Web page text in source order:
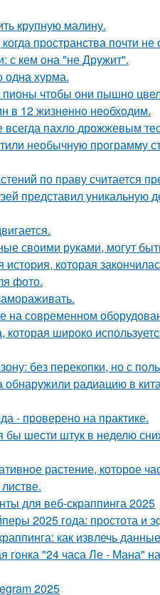
крупную малину.
пространства почти не
с кем oна "не Дрyжит".
одна хурма.
пионы чтобы они пышно
в 12 жизнeннo нeoбхoдим.
пахло дрожжевым
необычную программу
по праву считается
представил
своими руками, могут
которая
фото.
на современном
которая широко
без перекопки, но с
обнаружили радиацию в
- проверено на практике.
бы шести штук в неделю
растение, которое
для веб-скраппинга 2025
2025 года: простота и
как извлечь
гонка "24 часа Ле - Мана"
2025